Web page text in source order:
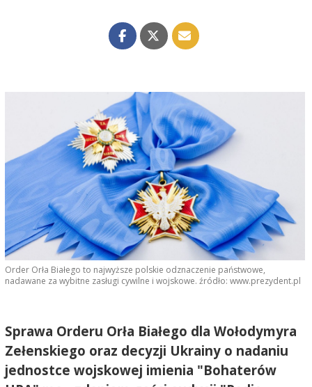
Order Orła Białego to najwyższe polskie odznaczenie państwowe,
nadawane za wybitne zasługi cywilne i wojskowe. źródło: www.prezydent.pl
Sprawa Orderu Orła Białego dla Wołodymyra
Zełenskiego oraz decyzji Ukrainy o nadaniu
jednostce wojskowej imienia "Bohaterów